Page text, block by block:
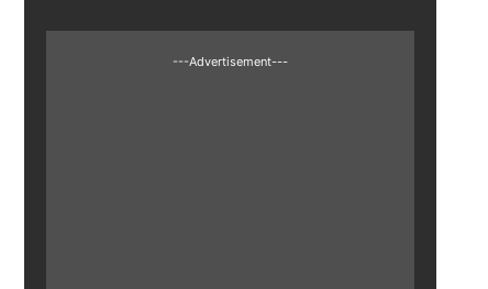
---Advertisement---